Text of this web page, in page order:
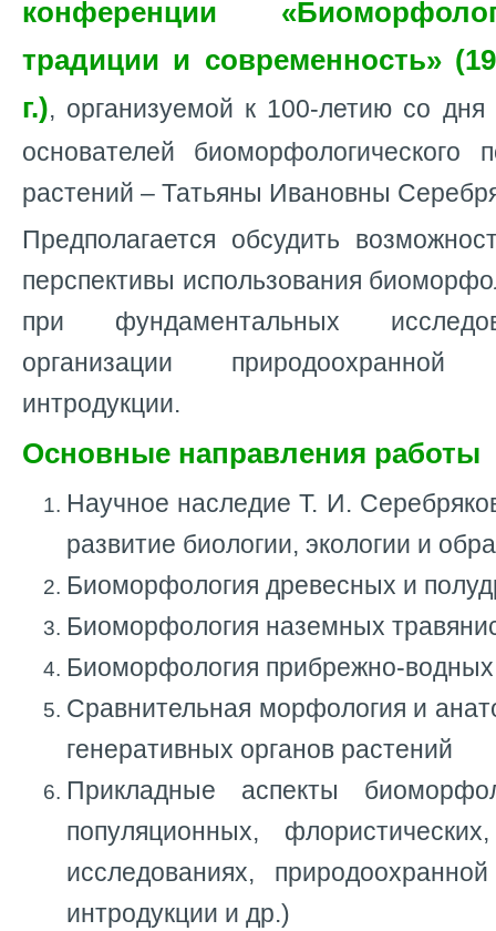
конференции
традиции и современность»
г.), организуемой к 100-летию со
основателей биоморфологического
растений – Татьяны Ивановны
Предполагается обсудить
перспективы использования
при фундаментальных
организации
интродукции.
Основные направления работы
Научное наследие Т. И.
развитие биологии, экологии и
Биоморфология древесных и
Биоморфология наземных
Биоморфология прибрежно-
Сравнительная морфология и
генеративных органов растений
Прикладные аспекты
популяционных,
исследованиях,
интродукции и др.)